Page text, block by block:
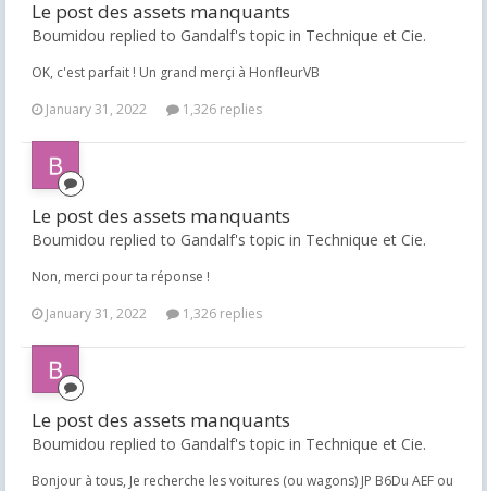
Le post des assets manquants
Boumidou replied to Gandalf's topic in Technique et Cie.
OK, c'est parfait ! Un grand merçi à HonfleurVB
January 31, 2022
1,326 replies
Le post des assets manquants
Boumidou replied to Gandalf's topic in Technique et Cie.
Non, merci pour ta réponse !
January 31, 2022
1,326 replies
Le post des assets manquants
Boumidou replied to Gandalf's topic in Technique et Cie.
Bonjour à tous, Je recherche les voitures (ou wagons) JP B6Du AEF ou